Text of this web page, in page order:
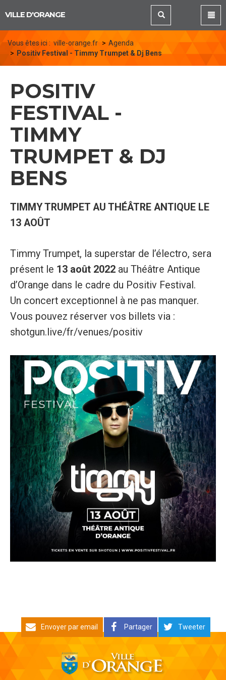
VILLE D'ORANGE
Vous êtes ici : ville-orange.fr
Agenda
Positiv Festival - Timmy Trumpet & Dj Bens
POSITIV
FESTIVAL -
TIMMY
TRUMPET & DJ
BENS
TIMMY TRUMPET AU THÉÂTRE ANTIQUE LE
13 AOÛT
Timmy Trumpet, la superstar de l’électro, sera
présent le 13 août 2022au Théâtre Antique
d’Orange dans le cadre du Positiv Festival.
Un concert exceptionnel à ne pas manquer.
Vous pouvez réserver vos billets via :
shotgun.live/fr/venues/positiv
Envoyer par email Partager Tweeter